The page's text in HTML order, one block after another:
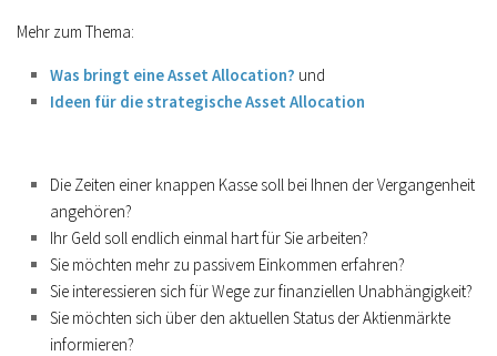
Mehr zum Thema:
Was bringt eine Asset Allocation? und
Ideen für die strategische Asset Allocation
Die Zeiten einer knappen Kasse soll bei Ihnen der Vergangenheit
angehören?
Ihr Geld soll endlich einmal hart für Sie arbeiten?
Sie möchten mehr zu passivem Einkommen erfahren?
Sie interessieren sich für Wege zur finanziellen Unabhängigkeit?
Sie möchten sich über den aktuellen Status der Aktienmärkte
informieren?